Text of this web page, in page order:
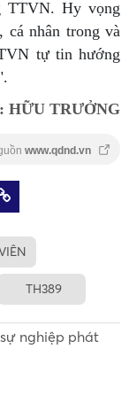
TTVN. Hy vọng
nhân trong và
tự tin hướng
HỮU TRƯỞNG
www.qdnd.vn
TH389
nghiệp phát